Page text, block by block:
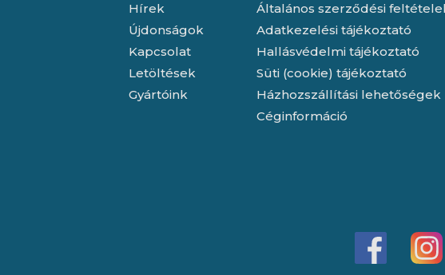
Hírek
Újdonságok
Kapcsolat
Letöltések
Gyártóink
Általános szerződési
Adatkezelési tájékoztató
Hallásvédelmi tájékoztató
Süti (cookie) tájékoztató
Házhozszállítási lehetőségek
Céginformáció